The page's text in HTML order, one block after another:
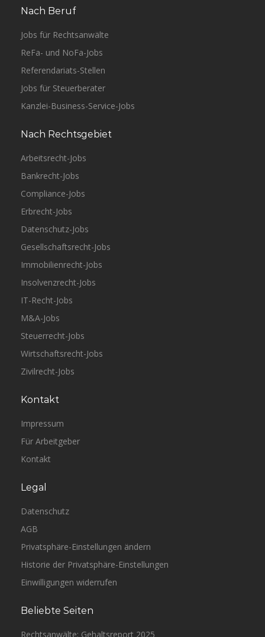
ANURE Rechtsanwaltsgesellschaft mbH
Nach Beruf
Jobs für Rechtsanwälte
ReFa- und NoFa-Jobs
Referendariats-Stellen
Jobs für Steuerberater
Kanzlei-Business-Service-Jobs
Nach Rechtsgebiet
Arbeitsrecht-Jobs
Bankrecht-Jobs
Compliance-Jobs
Erbrecht-Jobs
Datenschutz-Jobs
Gesellschaftsrecht-Jobs
Immobilienrecht-Jobs
Insolvenzrecht-Jobs
IT-Recht-Jobs
M&A-Jobs
Steuerrecht-Jobs
Wirtschaftsrecht-Jobs
Zivilrecht-Jobs
Kontakt
Impressum
Für Arbeitgeber
Kontakt
Legal
Datenschutz
AGB
Privatsphäre-Einstellungen ändern
Historie der Privatsphäre-Einstellungen
Einwilligungen widerrufen
Beliebte Seiten
Rechtsanwälte: Gehaltsreport 2025